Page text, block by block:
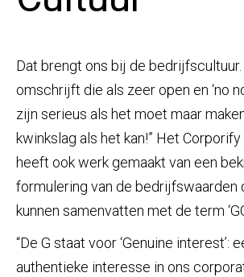
Dat brengt ons bij de
omschrijft die als zeer open en ‘no
zijn serieus als het moet maar
kwinkslag als het kan!” Het
heeft ook werk gemaakt van een
formulering van de bedrijfswaarden
kunnen samenvatten met de term
“De G staat voor ‘Genuine interest’:
authentieke interesse in ons